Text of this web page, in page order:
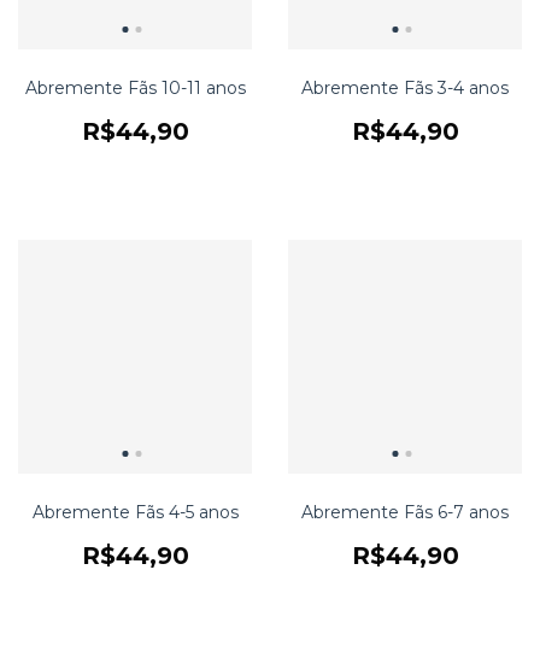
Abremente Fãs 10-11 anos
R$44,90
Abremente Fãs 3-4 anos
R$44,90
Abremente Fãs 4-5 anos
R$44,90
Abremente Fãs 6-7 anos
R$44,90